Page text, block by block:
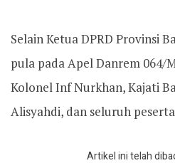
Selain Ketua DPRD Provinsi
pula pada Apel Danrem 064/
Kolonel Inf Nurkhan, Kajati
Alisyahdi, dan seluruh
Artikel ini telah